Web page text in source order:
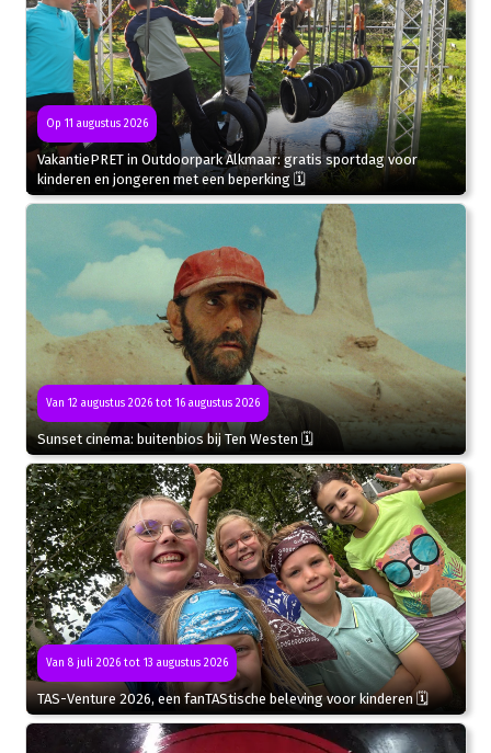
Op 11 augustus 2026
VakantiePRET in Outdoorpark Alkmaar: gratis sportdag voor
kinderen en jongeren met een beperking 🗓
Van 12 augustus 2026 tot 16 augustus 2026
Sunset cinema: buitenbios bij Ten Westen 🗓
Van 8 juli 2026 tot 13 augustus 2026
TAS-Venture 2026, een fanTAStische beleving voor kinderen 🗓